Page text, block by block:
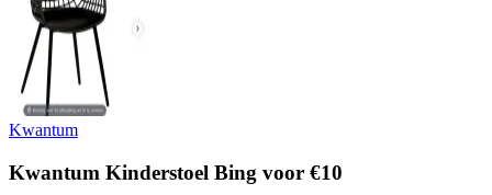
Kwantum
Kwantum Kinderstoel Bing voor €10